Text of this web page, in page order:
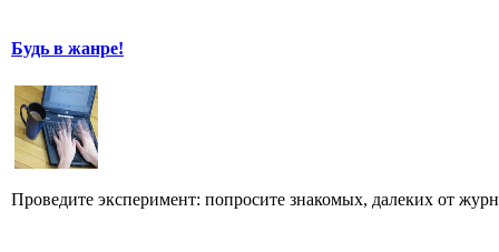
Будь в жанре!
Проведите эксперимент: попросите знакомых, далеких от